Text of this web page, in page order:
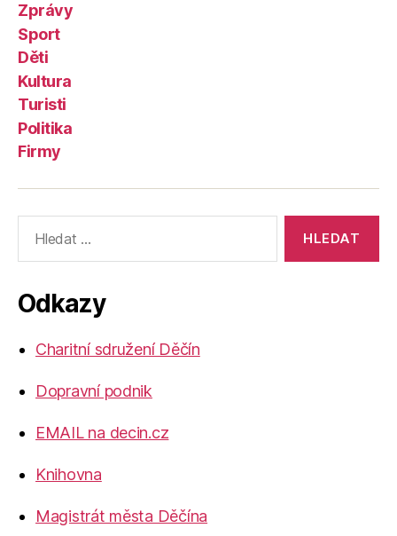
Zprávy
Sport
Děti
Kultura
Turisti
Politika
Firmy
vyhledávání:
Odkazy
Charitní sdružení Děčín
Dopravní podnik
EMAIL na decin.cz
Knihovna
Magistrát města Děčína